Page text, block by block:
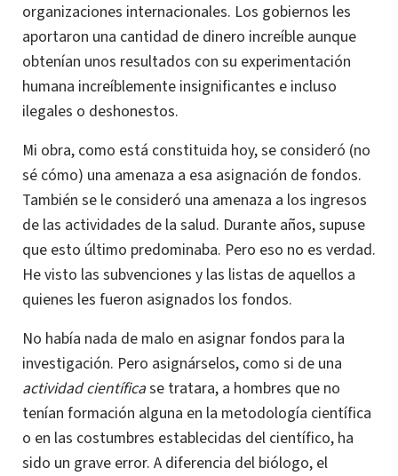
organizaciones internacionales. Los gobiernos les
aportaron una cantidad de dinero increíble aunque
obtenían unos resultados con su experimentación
humana increíblemente insignificantes e incluso
ilegales o deshonestos.
Mi obra, como está constituida hoy, se consideró (no
sé cómo) una amenaza a esa asignación de fondos.
También se le consideró una amenaza a los ingresos
de las actividades de la salud. Durante años, supuse
que esto último predominaba. Pero eso no es verdad.
He visto las subvenciones y las listas de aquellos a
quienes les fueron asignados los fondos.
No había nada de malo en asignar fondos para la
investigación. Pero asignárselos, como si de una
actividad científicase tratara, a hombres que no
tenían formación alguna en la metodología científica
o en las costumbres establecidas del científico, ha
sido un grave error. A diferencia del biólogo, el